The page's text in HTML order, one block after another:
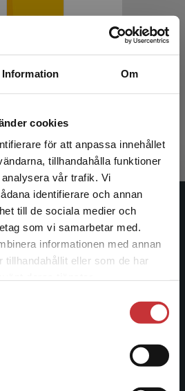
Information Om
cookies
för att anpassa innehållet
tillhandahålla funktioner
vår trafik. Vi
identifierare och annan
till de sociala medier och
som vi samarbetar med.
informationen med annan
tillhandahållit eller som de har
fraktregion
du besöker
en enhet utanför Sverige.
utanför Sverige. För
köp måste
moms
1963 och är idag Sveriges
Med läromedel, kurslitteratur,
och digitala
finns Studentlitteratur med